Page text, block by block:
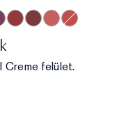
Creme felület.